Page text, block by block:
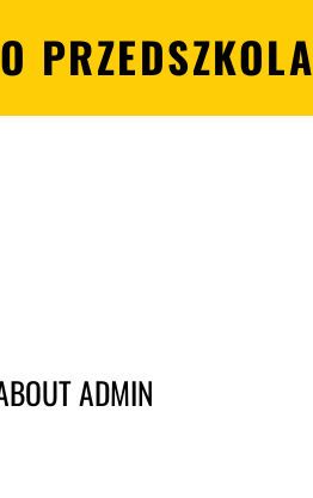
PRZEDSZKOLA
ADMIN